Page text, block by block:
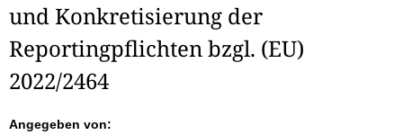
und Konkretisierung der
Reportingpflichten bzgl. (EU)
2022/2464
Angegeben von: